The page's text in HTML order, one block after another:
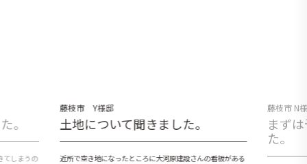
。
てしまうの
藤枝市 Y様邸
土地について聞きました。
近所で空き地になったところに大河原建設さんの看板がある
藤枝市 N
まず
た。